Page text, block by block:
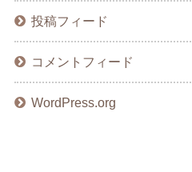
投稿フィード
コメントフィード
WordPress.org